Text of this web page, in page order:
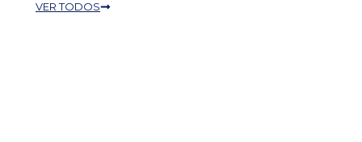
VER TODOS